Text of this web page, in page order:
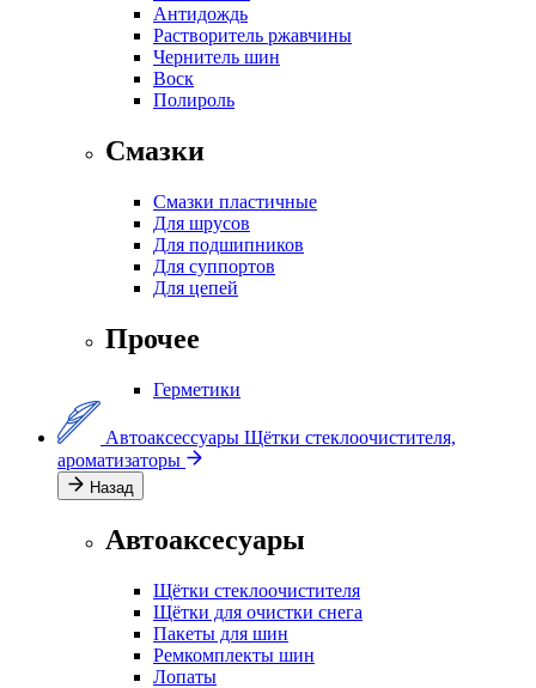
Антидождь
Растворитель ржавчины
Чернитель шин
Воск
Полироль
Смазки
Смазки пластичные
Для шрусов
Для подшипников
Для суппортов
Для цепей
Прочее
Герметики
Автоаксессуары Щётки стеклоочистителя,
ароматизаторы
Назад
Автоаксесуары
Щётки стеклоочистителя
Щётки для очистки снега
Пакеты для шин
Ремкомплекты шин
Лопаты